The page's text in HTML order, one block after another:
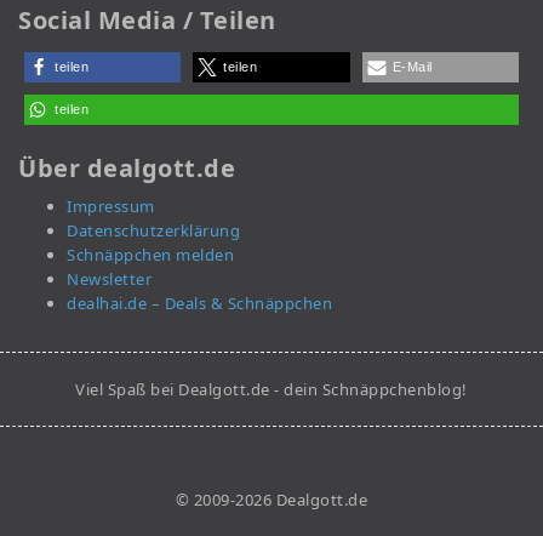
Social Media / Teilen
teilen teilen E-Mail
teilen
Über dealgott.de
Impressum
Datenschutzerklärung
Schnäppchen melden
Newsletter
dealhai.de – Deals & Schnäppchen
Viel Spaß bei Dealgott.de - dein Schnäppchenblog!
© 2009-2026 Dealgott.de